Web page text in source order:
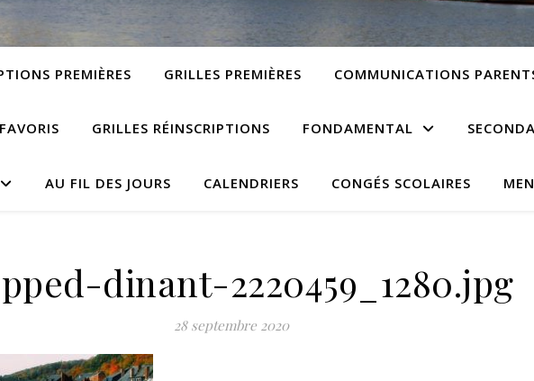
PREMIÈRES GRILLES PREMIÈRES COMMUNICATIONS
GRILLES RÉINSCRIPTIONS FONDAMENTAL
AU FIL DES JOURS CALENDRIERS CONGÉS SCOLAIRES
dinant-2220459_1280.jpg
28 septembre 2020